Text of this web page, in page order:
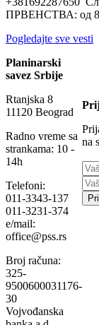
ПРВЕНСТВА: од
Pogledajte sve vesti
Planinarski
savez Srbije
Rtanjska 8
11120 Beograd
Radno vreme sa
strankama: 10 -
14h
Telefoni:
011-3343-137
011-3231-374
e/mail:
office@pss.rs
Broj računa:
325-
9500600031176-
30
Vojvođanska
na